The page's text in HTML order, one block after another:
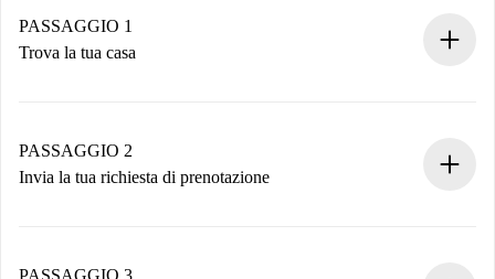
PASSAGGIO 1
Trova la tua casa
Hai tutte le informazioni necessarie in anticipo.
PASSAGGIO 2
Invia la tua richiesta di prenotazione
non accetta.
PASSAGGIO 3